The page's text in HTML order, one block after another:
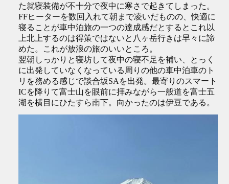
た就寝装備が不十分で夜中に寒さで起きてしまった。
FFヒーターを数回入れて朝まで凌いだものの、快適に
寝ることが車中泊旅の一つの達成感だとするとこれ以
上北上するのは得策ではないと八ヶ岳行きは早々に諦
めた。これが放浪の旅のいいところ。
翌朝しっかりと寝坊して夜中の寝不足を補い、とっく
に出発していなくなっている周りの他の車中泊車のト
リを務める感じで談合坂SAを出発。最寄りのスマート
ICを降りて富士山を眼前に拝みながら一般道を富士五
湖を横目にひたすら南下。向かったのは伊豆である。